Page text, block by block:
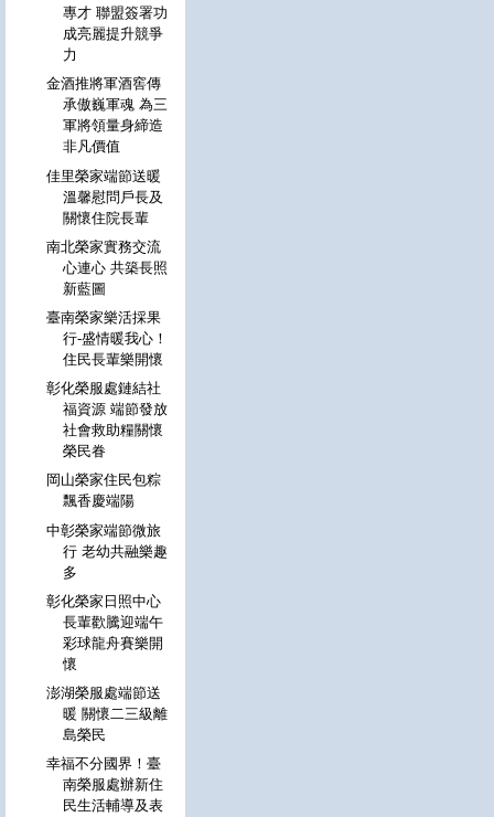
專才 聯盟簽署功
成亮麗提升競爭
力
金酒推將軍酒窖傳
承傲巍軍魂 為三
軍將領量身締造
非凡價值
佳里榮家端節送暖
溫馨慰問戶長及
關懷住院長輩
南北榮家實務交流
心連心 共築長照
新藍圖
臺南榮家樂活採果
行-盛情暖我心！
住民長輩樂開懷
彰化榮服處鏈結社
福資源 端節發放
社會救助糧關懷
榮民眷
岡山榮家住民包粽
飄香慶端陽
中彰榮家端節微旅
行 老幼共融樂趣
多
彰化榮家日照中心
長輩歡騰迎端午
彩球龍舟賽樂開
懷
澎湖榮服處端節送
暖 關懷二三級離
島榮民
幸福不分國界！臺
南榮服處辦新住
民生活輔導及表